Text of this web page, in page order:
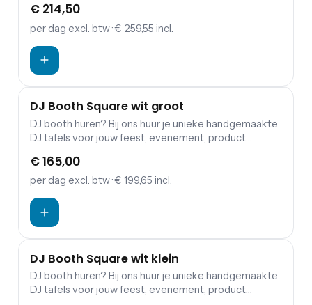
€ 214,50
per dag excl. btw· € 259,55 incl.
DJ Booth Square wit groot
DJ booth huren? Bij ons huur je unieke handgemaakte
DJ tafels voor jouw feest, evenement, product
booth biedt plaats aan een complete DJ set: Pioneer
CDJ2000 Nexus, Pioneer CDJ3000 set + DJM-
149x79cm (LxH) zodat je de Booth zelf kan branden.
€ 165,00
per dag excl. btw· € 199,65 incl.
DJ Booth Square wit klein
DJ booth huren? Bij ons huur je unieke handgemaakte
DJ tafels voor jouw feest, evenement, product